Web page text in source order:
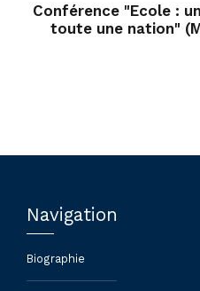
Conférence "Ecole :
toute une nation"
Navigation
Biographie